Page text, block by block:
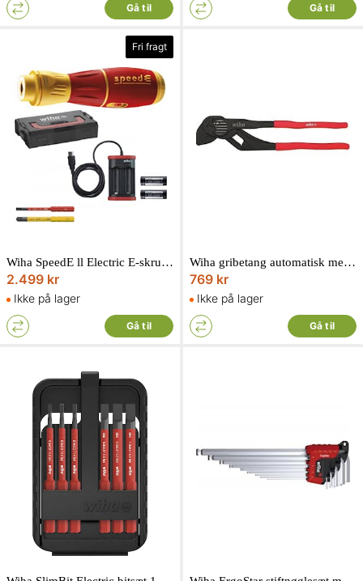
Gå til Gå til
Fri fragt
Wiha SpeedE ll Electric E-skruetrækker 1000V 7 dele
2.499 kr
Ikke på lager
Gå til
Wiha gribetang automatisk med selvlås 250 mm
769 kr
Ikke på lager
Gå til